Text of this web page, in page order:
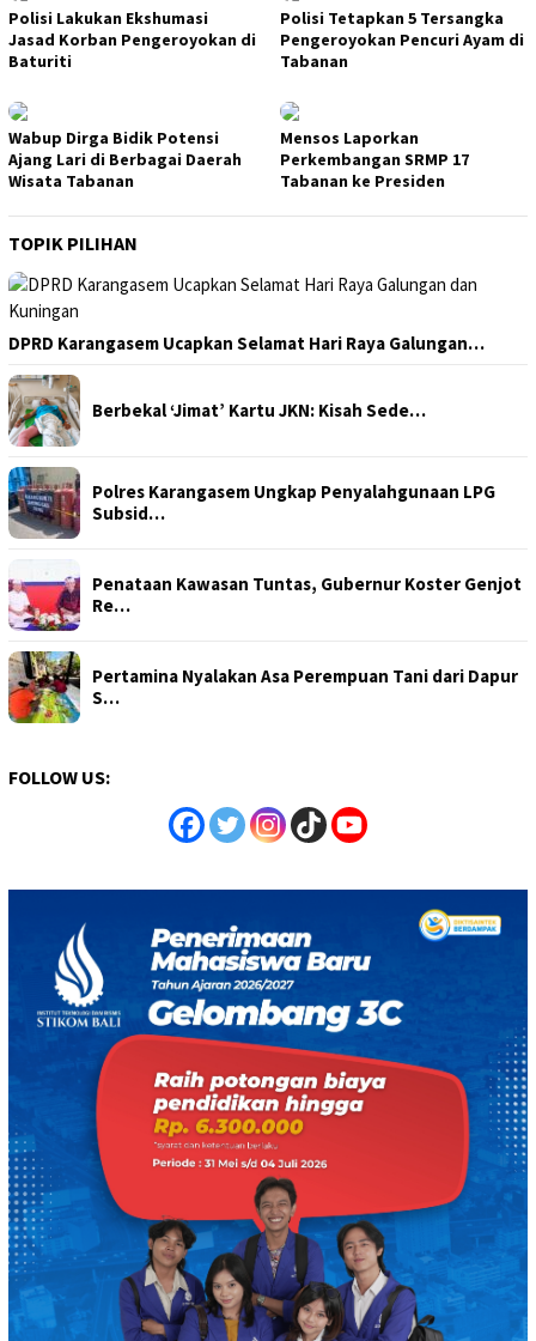
Polisi Lakukan Ekshumasi
Jasad Korban Pengeroyokan di
Baturiti
Polisi Tetapkan 5 Tersangka
Pengeroyokan Pencuri Ayam di
Tabanan
Wabup Dirga Bidik Potensi
Ajang Lari di Berbagai Daerah
Wisata Tabanan
Mensos Laporkan
Perkembangan SRMP 17
Tabanan ke Presiden
TOPIK PILIHAN
DPRD Karangasem Ucapkan Selamat Hari Raya Galungan…
Berbekal ‘Jimat’ Kartu JKN: Kisah Sede…
Polres Karangasem Ungkap Penyalahgunaan LPG
Subsid…
Penataan Kawasan Tuntas, Gubernur Koster Genjot
Re…
Pertamina Nyalakan Asa Perempuan Tani dari Dapur
S…
FOLLOW US: